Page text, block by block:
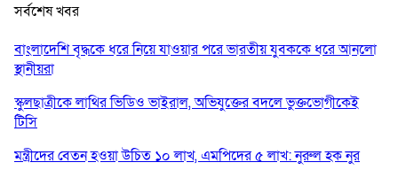
সর্বশেষ খবর
বাংলাদেশি বৃদ্ধকে ধরে নিয়ে যাওয়ার পরে ভারতীয় যুবককে ধরে আনলো
স্থানীয়রা
স্কুলছাত্রীকে লাথির ভিডিও ভাইরাল, অভিযুক্তের বদলে ভুক্তভোগীকেই
টিসি
মন্ত্রীদের বেতন হওয়া উচিত ১০ লাখ, এমপিদের ৫ লাখ: নুরুল হক নুর